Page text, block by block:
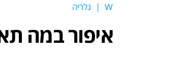
W
| גלריה
איפור במה